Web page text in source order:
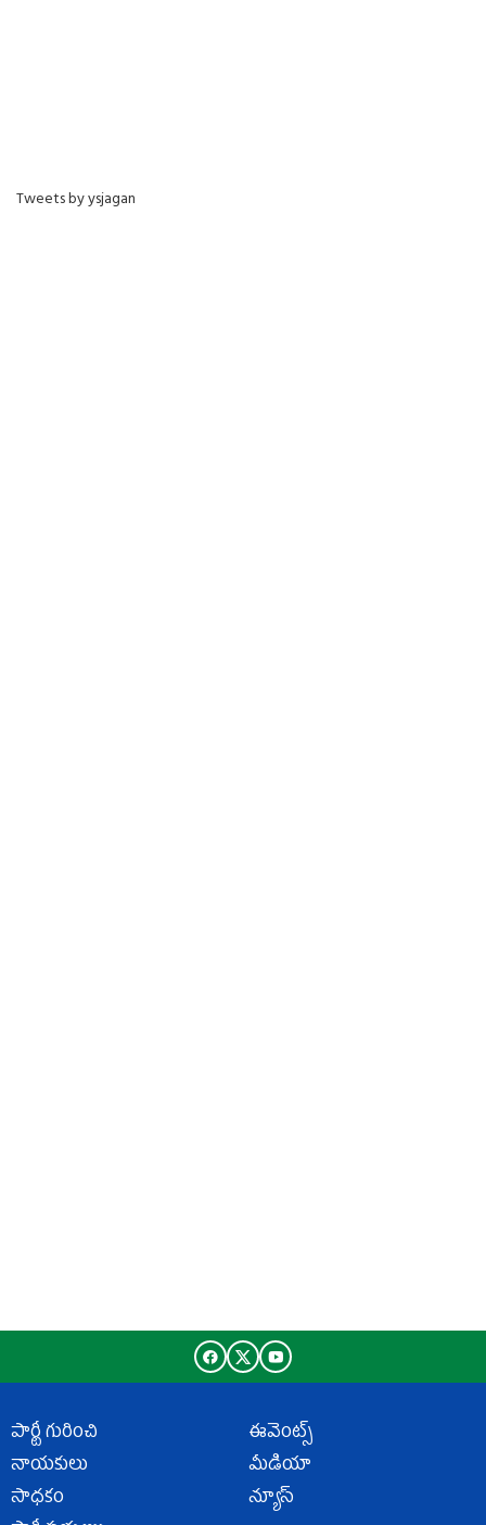
Tweets by ysjagan
పార్టీ గురించి
నాయకులు
సాధకం
ఈవెంట్స్
మీడియా
న్యూస్